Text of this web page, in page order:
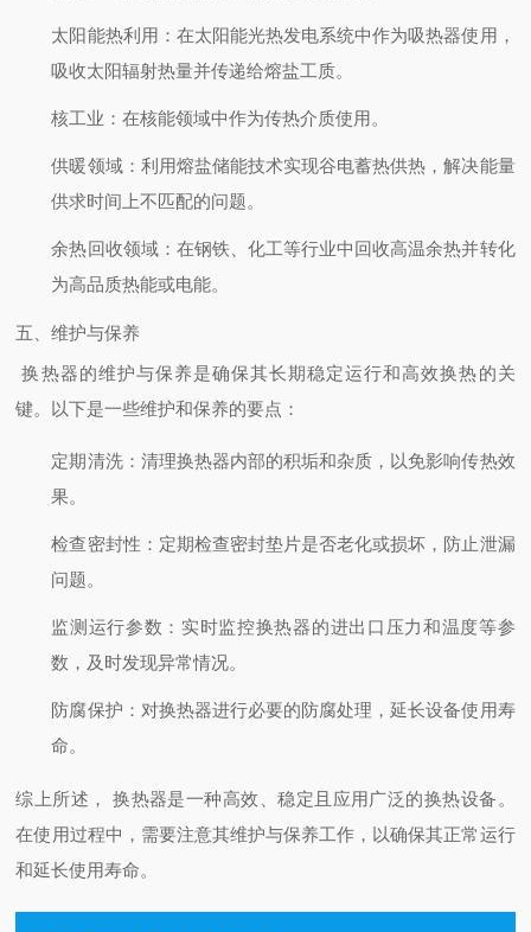
太阳能热利用 ：在太阳能光热发电系统中作为吸热器使用，
吸收太阳辐射热量并传递给熔盐工质。
核工业 ：在核能领域中作为传热介质使用。
供暖领域：利用熔盐储能技术实现谷电蓄热供热，解决能量
供求时间上不匹配的问题。
余热回收领域：在钢铁、化工等行业中回收高温余热并转化
为高品质热能或电能。
五、维护与保养
换热器的维护与保养是确保其长期稳定运行和高效换热的关
键。以下是一些维护和保养的要点：
定期清洗：清理换热器内部的积垢和杂质，以免影响传热效
果。
检查密封性 ：定期检查密封垫片是否老化或损坏，防止泄漏
问题。
监测运行参数 ：实时监控换热器的进出口压力和温度等参
数，及时发现异常情况。
防腐保护 ：对换热器进行必要的防腐处理，延长设备使用寿
命。
综上所述， 换热器是一种高效、稳定且应用广泛的换热设备。
在使用过程中，需要注意其维护与保养工作，以确保其正常运行
和延长使用寿命。